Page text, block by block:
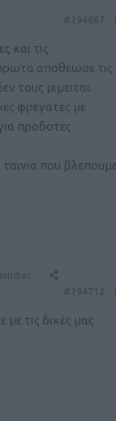
και τις
αποθεωσε τις
τους μιμειται.
φρεγατες με
προδοτες
που
με τις δικές μας